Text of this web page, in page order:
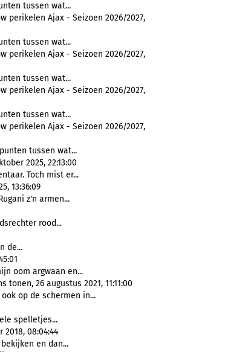
tussen wat...
perikelen Ajax - Seizoen 2026/2027,
tussen wat...
perikelen Ajax - Seizoen 2026/2027,
tussen wat...
perikelen Ajax - Seizoen 2026/2027,
tussen wat...
perikelen Ajax - Seizoen 2026/2027,
tussen wat...
2025, 22:13:00
Toch mist er...
13:36:09
z'n armen...
rood...
de...
oom argwaan en...
26 augustus 2021, 11:11:00
op de schermen in...
spelletjes...
08:04:44
en dan...